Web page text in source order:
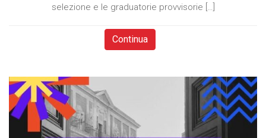
selezione e le graduatorie provvisorie […]
Continua